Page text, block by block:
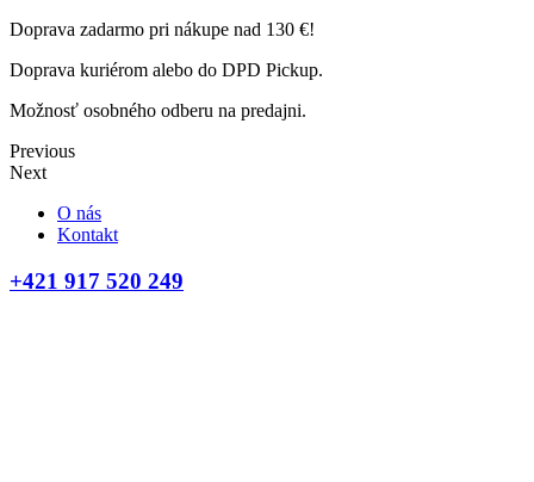
Doprava zadarmo pri nákupe nad 130 €!
Doprava kuriérom alebo do DPD Pickup.
Možnosť osobného odberu na predajni.
Previous
Next
O nás
Kontakt
+421 917 520 249